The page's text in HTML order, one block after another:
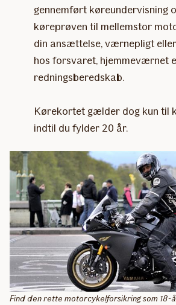
gennemført køreundervisning
køreprøven til mellemstor
din ansættelse, værnepligt
hos forsvaret, hjemmeværnet
redningsberedskab.
Kørekortet gælder dog kun til
indtil du fylder 20 år.
Find den rette motorcykelforsikring som 18-